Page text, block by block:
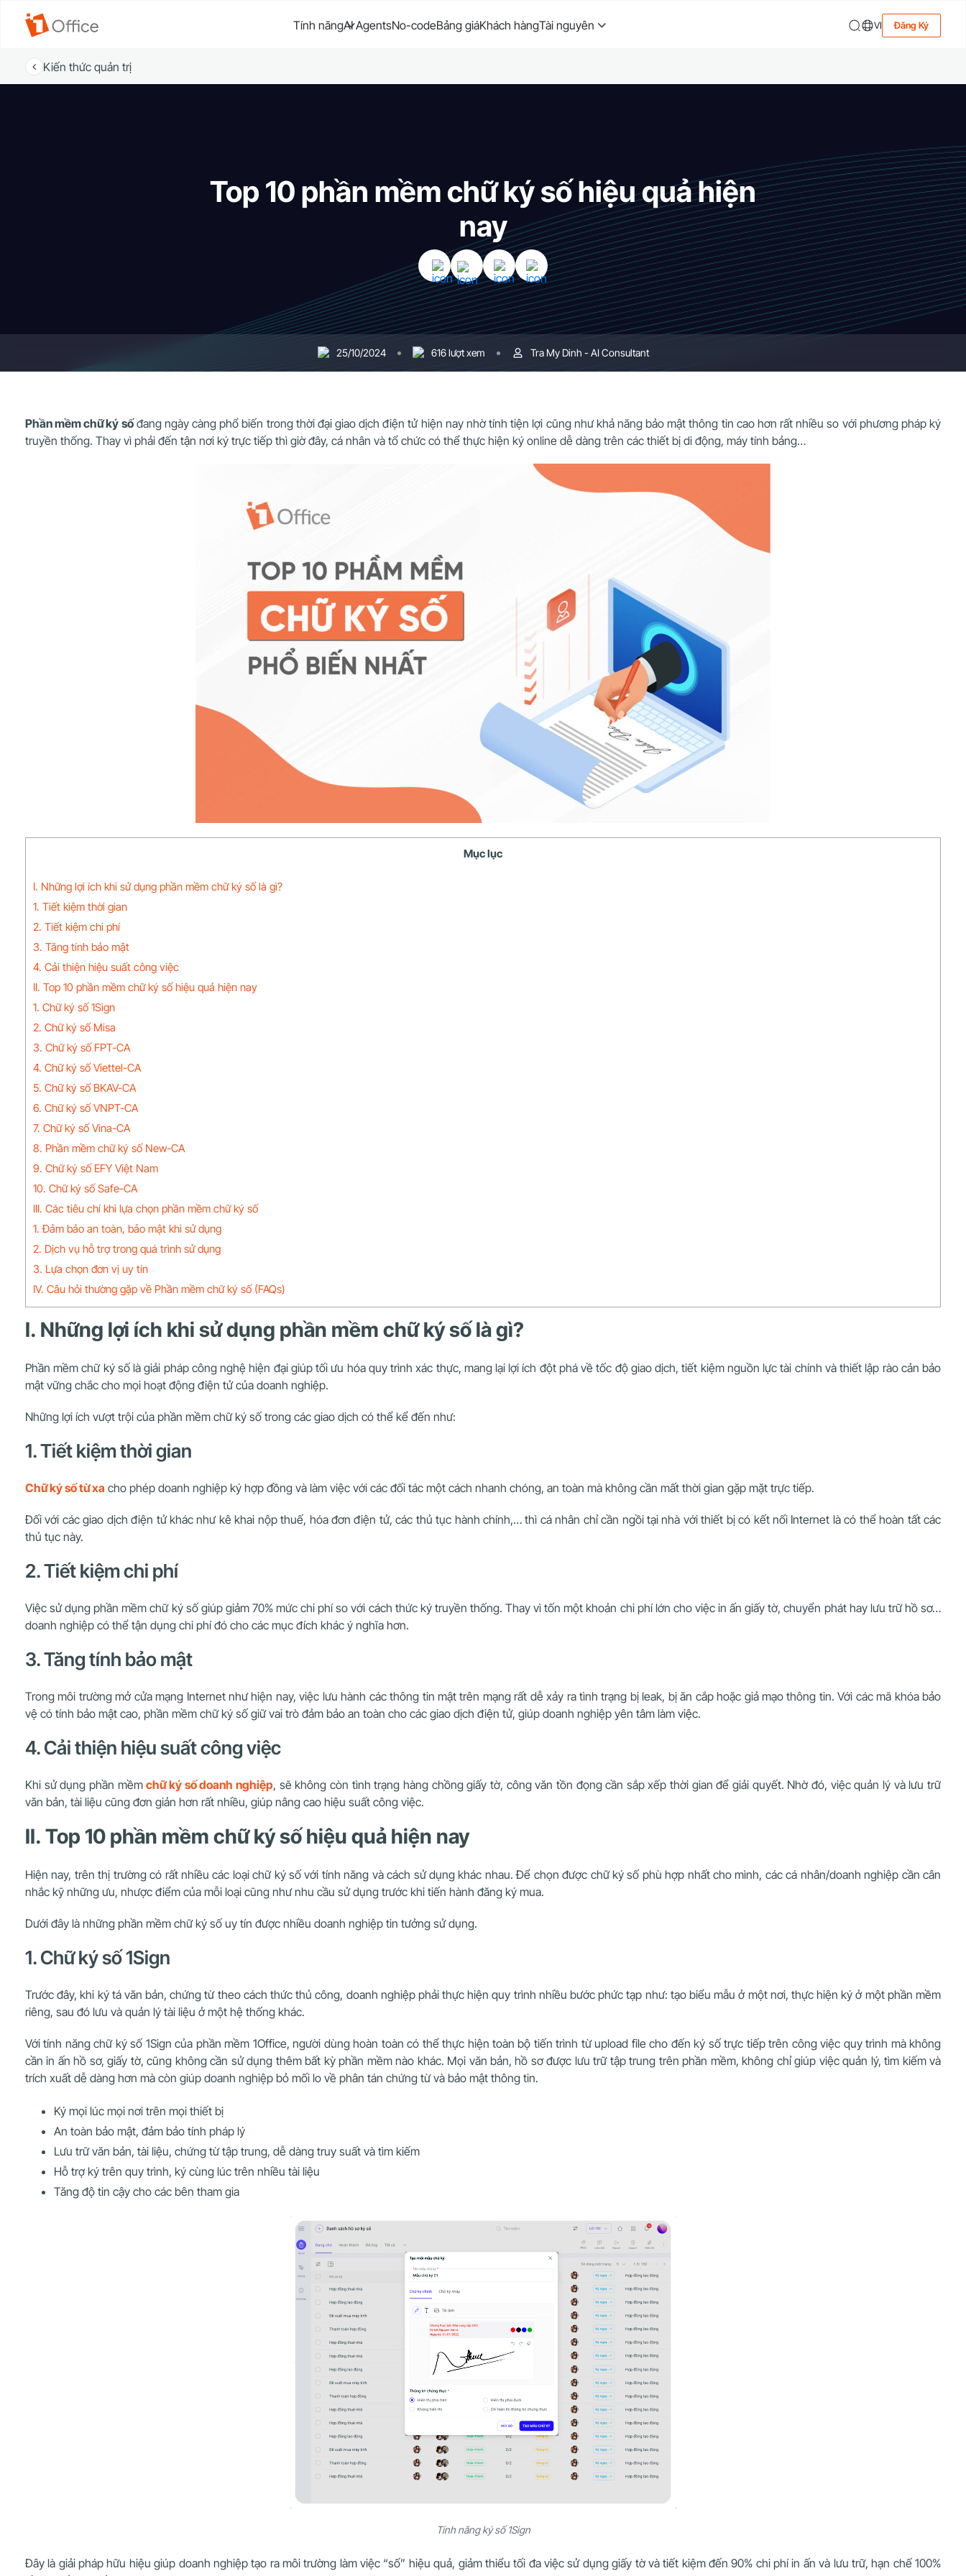
Tính năngAI AgentsNo-codeBảng giáKhách hàngTài nguyên VI Đăng Ký
Kiến thức quản trị
Top 10 phần mềm chữ ký số hiệu quả hiện
nay
25/10/2024 616 lượt xem Tra My Dinh - AI Consultant
Phần mềm chữ ký sốđang ngày càng phổ biến trong thời đại giao dịch điện tử hiện nay nhờ tính tiện lợi cũng như khả năng bảo mật thông tin cao hơn rất nhiều so với phương pháp ký
truyền thống. Thay vì phải đến tận nơi ký trực tiếp thì giờ đây, cá nhân và tổ chức có thể thực hiện ký online dễ dàng trên các thiết bị di động, máy tính bảng…
Mục lục
I. Những lợi ích khi sử dụng phần mềm chữ ký số là gì?
1. Tiết kiệm thời gian
2. Tiết kiệm chi phí
3. Tăng tính bảo mật
4. Cải thiện hiệu suất công việc
II. Top 10 phần mềm chữ ký số hiệu quả hiện nay
1. Chữ ký số 1Sign
2. Chữ ký số Misa
3. Chữ ký số FPT-CA
4. Chữ ký số Viettel-CA
5. Chữ ký số BKAV-CA
6. Chữ ký số VNPT-CA
7. Chữ ký số Vina-CA
8. Phần mềm chữ ký số New-CA
9. Chữ ký số EFY Việt Nam
10. Chữ ký số Safe-CA
III. Các tiêu chí khi lựa chọn phần mềm chữ ký số
1. Đảm bảo an toàn, bảo mật khi sử dụng
2. Dịch vụ hỗ trợ trong quá trình sử dụng
3. Lựa chọn đơn vị uy tín
IV. Câu hỏi thường gặp về Phần mềm chữ ký số (FAQs)
I. Những lợi ích khi sử dụng phần mềm chữ ký số là gì?
Phần mềm chữ ký số là giải pháp công nghệ hiện đại giúp tối ưu hóa quy trình xác thực, mang lại lợi ích đột phá về tốc độ giao dịch, tiết kiệm nguồn lực tài chính và thiết lập rào cản bảo
mật vững chắc cho mọi hoạt động điện tử của doanh nghiệp.
Những lợi ích vượt trội của phần mềm chữ ký số trong các giao dịch có thể kể đến như:
1. Tiết kiệm thời gian
Chữ ký số từ xa cho phép doanh nghiệp ký hợp đồng và làm việc với các đối tác một cách nhanh chóng, an toàn mà không cần mất thời gian gặp mặt trực tiếp.
Đối với các giao dịch điện tử khác như kê khai nộp thuế, hóa đơn điện tử, các thủ tục hành chính,… thì cá nhân chỉ cần ngồi tại nhà với thiết bị có kết nối Internet là có thể hoàn tất các
thủ tục này.
2. Tiết kiệm chi phí
Việc sử dụng phần mềm chữ ký số giúp giảm 70% mức chi phí so với cách thức ký truyền thống. Thay vì tốn một khoản chi phí lớn cho việc in ấn giấy tờ, chuyển phát hay lưu trữ hồ sơ…
doanh nghiệp có thể tận dụng chi phí đó cho các mục đích khác ý nghĩa hơn.
3. Tăng tính bảo mật
Trong môi trường mở cửa mạng Internet như hiện nay, việc lưu hành các thông tin mật trên mạng rất dễ xảy ra tình trạng bị leak, bị ăn cắp hoặc giả mạo thông tin. Với các mã khóa bảo
vệ có tính bảo mật cao, phần mềm chữ ký số giữ vai trò đảm bảo an toàn cho các giao dịch điện tử, giúp doanh nghiệp yên tâm làm việc.
4. Cải thiện hiệu suất công việc
Khi sử dụng phần mềm chữ ký số doanh nghiệp, sẽ không còn tình trạng hàng chồng giấy tờ, công văn tồn đọng cần sắp xếp thời gian để giải quyết. Nhờ đó, việc quản lý và lưu trữ
văn bản, tài liệu cũng đơn giản hơn rất nhiều, giúp nâng cao hiệu suất công việc.
II. Top 10 phần mềm chữ ký số hiệu quả hiện nay
Hiện nay, trên thị trường có rất nhiều các loại chữ ký số với tính năng và cách sử dụng khác nhau. Để chọn được chữ ký số phù hợp nhất cho mình, các cá nhân/doanh nghiệp cần cân
nhắc kỹ những ưu, nhược điểm của mỗi loại cũng như nhu cầu sử dụng trước khi tiến hành đăng ký mua.
Dưới đây là những phần mềm chữ ký số uy tín được nhiều doanh nghiệp tin tưởng sử dụng.
1. Chữ ký số 1Sign
Trước đây, khi ký tá văn bản, chứng từ theo cách thức thủ công, doanh nghiệp phải thực hiện quy trình nhiều bước phức tạp như: tạo biểu mẫu ở một nơi, thực hiện ký ở một phần mềm
riêng, sau đó lưu và quản lý tài liệu ở một hệ thống khác.
Với tính năng chữ ký số 1Sign của phần mềm 1Office, người dùng hoàn toàn có thể thực hiện toàn bộ tiến trình từ upload file cho đến ký số trực tiếp trên công việc quy trình mà không
cần in ấn hồ sơ, giấy tờ, cũng không cần sử dụng thêm bất kỳ phần mềm nào khác. Mọi văn bản, hồ sơ được lưu trữ tập trung trên phần mềm, không chỉ giúp việc quản lý, tìm kiếm và
trích xuất dễ dàng hơn mà còn giúp doanh nghiệp bỏ mối lo về phân tán chứng từ và bảo mật thông tin.
Ký mọi lúc mọi nơi trên mọi thiết bị
An toàn bảo mật, đảm bảo tính pháp lý
Lưu trữ văn bản, tài liệu, chứng từ tập trung, dễ dàng truy suất và tìm kiếm
Hỗ trợ ký trên quy trình, ký cùng lúc trên nhiều tài liệu
Tăng độ tin cậy cho các bên tham gia
Tính năng ký số 1Sign
Đây là giải pháp hữu hiệu giúp doanh nghiệp tạo ra môi trường làm việc “số” hiệu quả, giảm thiểu tối đa việc sử dụng giấy tờ và tiết kiệm đến 90% chi phí in ấn và lưu trữ, hạn chế 100%